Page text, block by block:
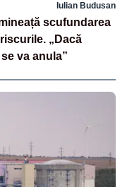
Iulian Budusan
scufundarea
„Dacă
va anula”